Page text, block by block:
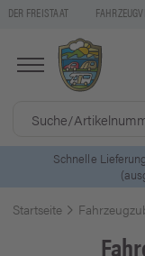
DER FREISTAAT
5 Euro
Startseite